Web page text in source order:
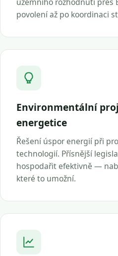
povolení až po koordinaci
Environmentální
energetice
Řešení úspor energií při
technologií. Přísnější
hospodařit efektivně —
které to umožní.